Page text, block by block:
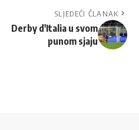
SLJEDEĆI ČLANAK
Derby d'Italia u svom
punom sjaju